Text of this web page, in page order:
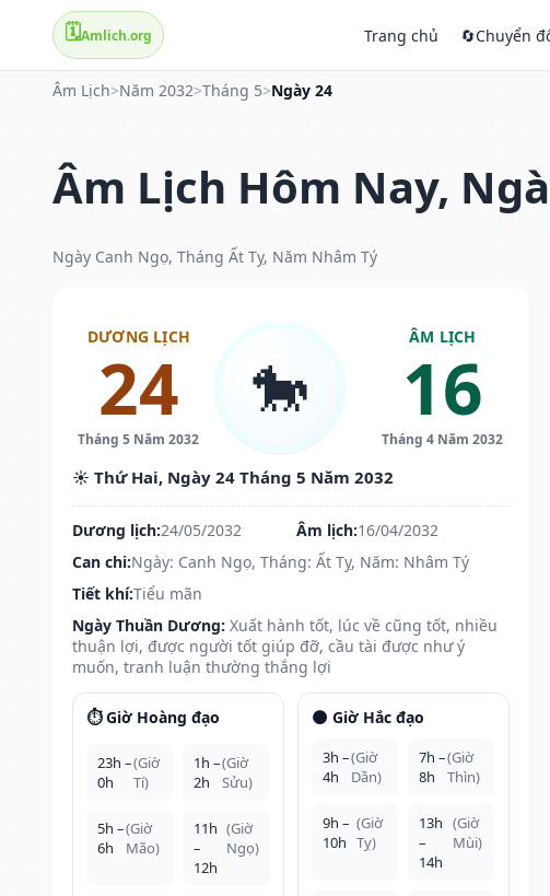
🗓️Amlich.org Trang chủ 🔄Chuyển
Âm Lịch>Năm 2032>Tháng 5>Ngày 24
Âm Lịch Hôm Nay,
Ngày Canh Ngọ, Tháng Ất Tỵ, Năm Nhâm Tý
DƯƠNG LỊCH
24
Tháng 5 Năm 2032
🐎
ÂM LỊCH
16
Tháng 4 Năm 2032
☀️ Thứ Hai, Ngày 24 Tháng 5 Năm 2032
Dương lịch:24/05/2032 Âm lịch:16/04/2032
Can chi:Ngày: Canh Ngọ, Tháng: Ất Tỵ, Năm: Nhâm Tý
Tiết khí:Tiểu mãn
Ngày Thuần Dương: Xuất hành tốt, lúc về cũng tốt, nhiều
thuận lợi, được người tốt giúp đỡ, cầu tài được như ý
muốn, tranh luận thường thắng lợi
⏱️ Giờ Hoàng đạo
23h –
0h
(Giờ
Tí)
1h –
2h
(Giờ
Sửu)
5h –
6h
(Giờ
Mão)
11h
–
12h
(Giờ
Ngọ)
🌑 Giờ Hắc đạo
3h –
4h
(Giờ
Dần)
7h –
8h
(Giờ
Thìn)
9h –
10h
(Giờ
Tỵ)
13h
–
14h
(Giờ
Mùi)